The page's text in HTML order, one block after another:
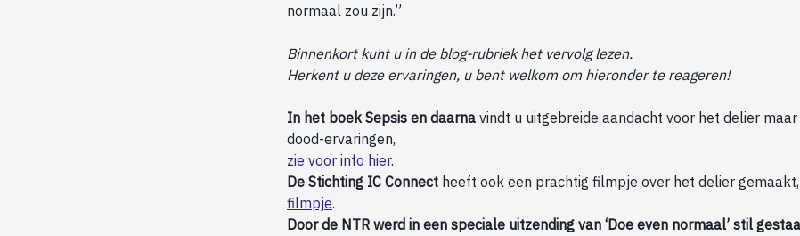
normaal zou zijn.”
Binnenkort kunt u in de blog-rubriek het vervolg lezen.
Herkent u deze ervaringen, u bent welkom om hieronder te reageren!
In het boek Sepsis en daarna vindt u uitgebreide aandacht voor het delier
dood-ervaringen,
zie voor info hier.
De Stichting IC Connect heeft ook een prachtig filmpje over het delier gemaakt,
filmpje.
Door de NTR werd in een speciale uitzending van ‘Doe even normaal’ stil